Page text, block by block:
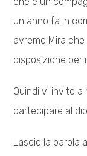
un anno fa in
avremo Mira
disposizione per
Quindi vi invito a
partecipare al
Lascio la parola